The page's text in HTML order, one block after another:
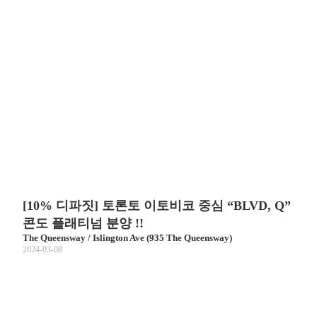
[10% 디파짓] 토론토 이토비코 중심 “BLVD, Q”
콘도 플래티넘 분양 !!
The Queensway / Islington Ave (935 The Queensway)
2024-03-08